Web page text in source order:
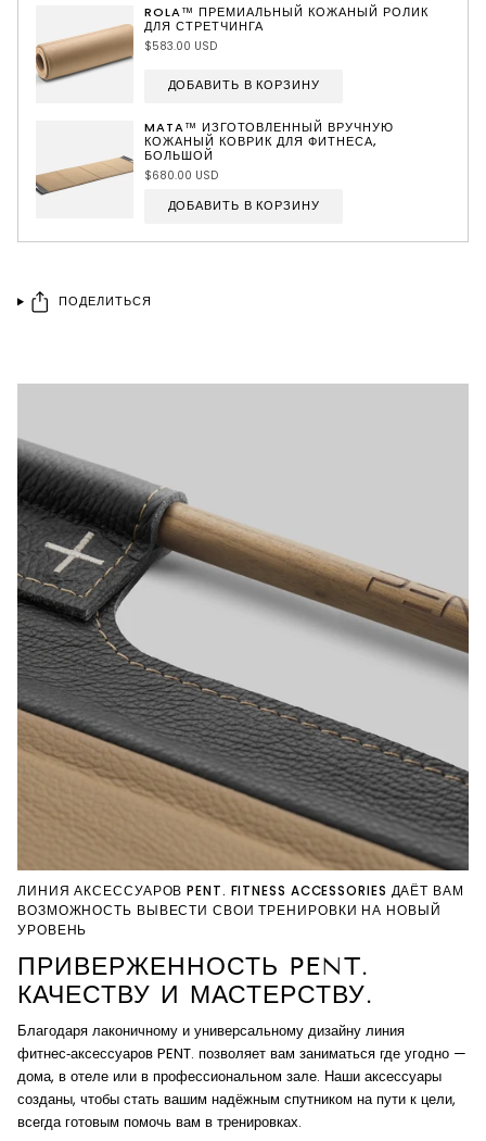
ROLA™ ПРЕМИАЛЬНЫЙ КОЖАНЫЙ РОЛИК
ДЛЯ СТРЕТЧИНГА
$583.00 USD
ДОБАВИТЬ В КОРЗИНУ
MATA™ ИЗГОТОВЛЕННЫЙ ВРУЧНУЮ
КОЖАНЫЙ КОВРИК ДЛЯ ФИТНЕСА,
БОЛЬШОЙ
$680.00 USD
ДОБАВИТЬ В КОРЗИНУ
ПОДЕЛИТЬСЯ
ЛИНИЯ АКСЕССУАРОВ PENT. FITNESS ACCESSORIES ДАЁТ ВАМ
ВОЗМОЖНОСТЬ ВЫВЕСТИ СВОИ ТРЕНИРОВКИ НА НОВЫЙ
УРОВЕНЬ
ПРИВЕРЖЕННОСТЬ PENT.
КАЧЕСТВУ И МАСТЕРСТВУ.
Благодаря лаконичному и универсальному дизайну линия
фитнес‑аксессуаров PENT. позволяет вам заниматься где угодно —
дома, в отеле или в профессиональном зале. Наши аксессуары
созданы, чтобы стать вашим надёжным спутником на пути к цели,
всегда готовым помочь вам в тренировках.